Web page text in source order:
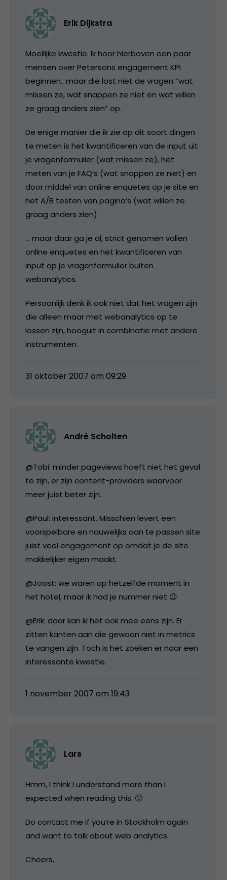
Erik Dijkstra
Moeilijke kwestie. Ik hoor hierboven een paar
mensen over Petersons engagement KPI
beginnen.. maar die lost niet de vragen “wat
missen ze, wat snappen ze niet en wat willen
ze graag anders zien” op.
De enige manier die ik zie op dit soort dingen
te meten is het kwantificeren van de input uit
je vragenformulier (wat missen ze), het
meten van je FAQ’s (wat snappen ze niet) en
door middel van online enquetes op je site en
het A/B testen van pagina’s (wat willen ze
graag anders zien).
… maar daar ga je al, strict genomen vallen
online enquetes en het kwantificeren van
input op je vragenformulier buiten
webanalytics.
Persoonlijk denk ik ook niet dat het vragen zijn
die alleen maar met webanalytics op te
lossen zijn, hooguit in combinatie met andere
instrumenten.
31 oktober 2007 om 09:29
André Scholten
@Tobi: minder pageviews hoeft niet het geval
te zijn, er zijn content-providers waarvoor
meer juist beter zijn.
@Paul: interessant. Misschien levert een
voorspelbare en nauwelijks aan te passen site
juist veel engagement op omdat je de site
makkelijker eigen maakt.
@Joost: we waren op hetzelfde moment in
het hotel, maar ik had je nummer niet 😉
@Erik: daar kan ik het ook mee eens zijn. Er
zitten kanten aan die gewoon niet in metrics
te vangen zijn. Toch is het zoeken er naar een
interessante kwestie.
1 november 2007 om 19:43
Lars
Hmm, I think I understand more than I
expected when reading this. 🙂
Do contact me if you’re in Stockholm again
and want to talk about web analytics.
Cheers,